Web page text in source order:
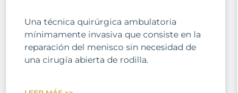
Una técnica quirúrgica ambulatoria
mínimamente invasiva que consiste en la
reparación del menisco sin necesidad de
una cirugía abierta de rodilla.